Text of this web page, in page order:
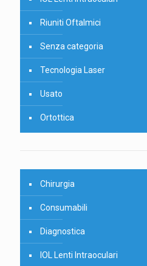
Riuniti Oftalmici
Senza categoria
Tecnologia Laser
Usato
Ortottica
Chirurgia
Consumabili
Diagnostica
IOL Lenti Intraoculari